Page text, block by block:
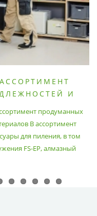
АССОРТИМЕНТ
И
продуманных
В ассортимент
для пиления, в том
FS-EP, алмазный